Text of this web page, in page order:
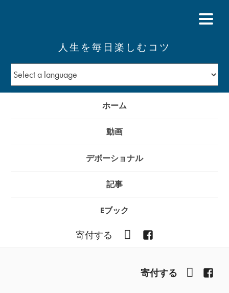
人生を毎日楽しむコツ
ホーム
動画
デボーショナル
記事
Eブック
寄付する YouTubeFacebook
寄付する